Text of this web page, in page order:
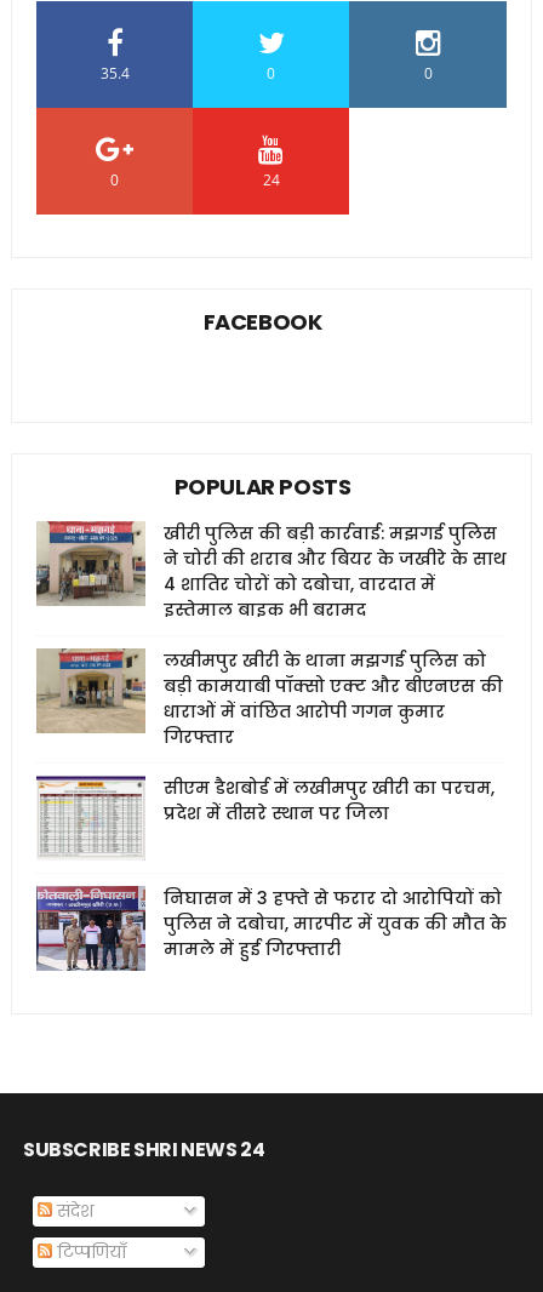
35.4 0 0
0 24
FACEBOOK
POPULAR POSTS
खीरी पुलिस की बड़ी कार्रवाई: मझगई पुलिस
ने चोरी की शराब और बियर के जखीरे के साथ
4 शातिर चोरों को दबोचा, वारदात में
इस्तेमाल बाइक भी बरामद
लखीमपुर खीरी के थाना मझगई पुलिस को
बड़ी कामयाबी पॉक्सो एक्ट और बीएनएस की
धाराओं में वांछित आरोपी गगन कुमार
गिरफ्तार
सीएम डैशबोर्ड में लखीमपुर खीरी का परचम,
प्रदेश में तीसरे स्थान पर जिला
निघासन में 3 हफ्ते से फरार दो आरोपियों को
पुलिस ने दबोचा, मारपीट में युवक की मौत के
मामले में हुई गिरफ्तारी
SUBSCRIBE SHRI NEWS 24
संदेश
टिप्पणियाँ